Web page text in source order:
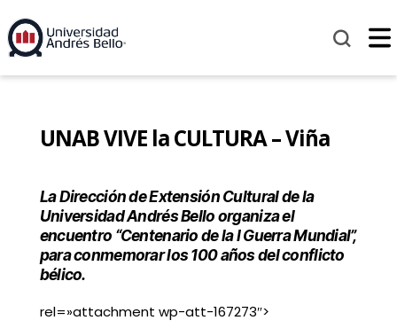
UNAB VIVE la CULTURA – Viña
La Dirección de Extensión Cultural de la
Universidad Andrés Bello organiza el
encuentro “Centenario de la I Guerra Mundial”,
para conmemorar los 100 años del conflicto
bélico.
rel=»attachment wp-att-167273″>